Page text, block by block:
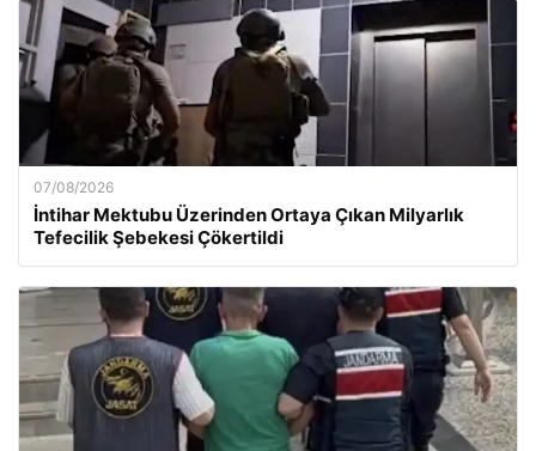
07/08/2026
İntihar Mektubu Üzerinden Ortaya Çıkan Milyarlık
Tefecilik Şebekesi Çökertildi